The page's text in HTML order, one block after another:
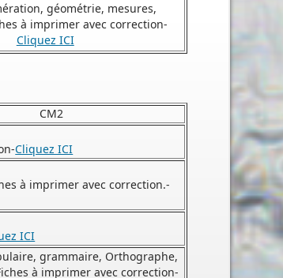
géométrie, mesures,
à imprimer avec correction-
Cliquez ICI
CM2
Cliquez ICI
à imprimer avec correction.-
ICI
grammaire, Orthographe,
à imprimer avec correction-